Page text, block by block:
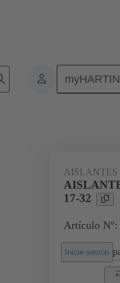
Aislantes monobloque
AISLANTES
17-32
Artículo Nº:
Inicie sesión